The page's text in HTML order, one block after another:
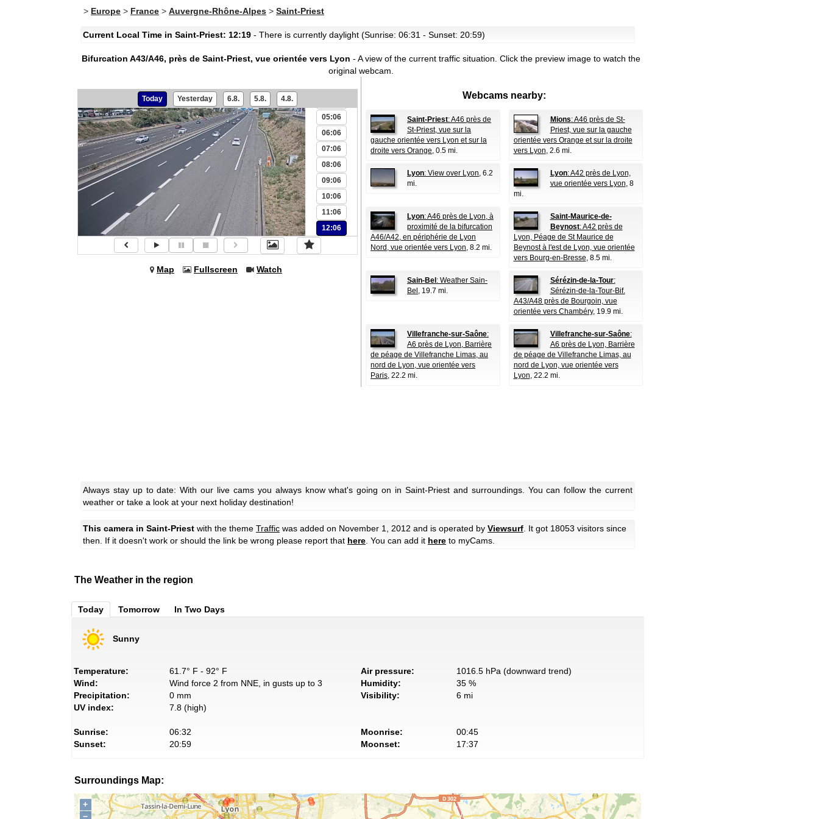
> Europe > France > Auvergne-Rhône-Alpes > Saint-Priest
Current Local Time in Saint-Priest: 12:19 - There is currently daylight (Sunrise: 06:31 - Sunset: 20:59)
Bifurcation A43/A46, près de Saint-Priest, vue orientée vers Lyon - A view of the current traffic situation. Click the preview image to watch the
original webcam.
Today Yesterday 6.8. 5.8. 4.8.
00:06
01:06
02:06
05:06
06:06
07:06
08:06
09:06
10:06
11:06
12:06
Map Fullscreen Watch
Webcams nearby:
Saint-Priest: A46 près de
St-Priest, vue sur la
gauche orientée vers Lyon et sur la
droite vers Orange, 0.5 mi.
Mions: A46 près de St-
Priest, vue sur la gauche
orientée vers Orange et sur la droite
vers Lyon, 2.6 mi.
Lyon: View over Lyon, 6.2
mi.
Lyon: A42 près de Lyon,
vue orientée vers Lyon, 8
mi.
Lyon: A46 près de Lyon, à
proximité de la bifurcation
A46/A42, en périphérie de Lyon
Nord, vue orientée vers Lyon, 8.2 mi.
Saint-Maurice-de-
Beynost: A42 près de
Lyon, Péage de St Maurice de
Beynost à l'est de Lyon, vue orientée
vers Bourg-en-Bresse, 8.5 mi.
Sain-Bel : Weather Sain-
Bel , 19.7 mi.
Sérézin-de-la-Tour:
Sérézin-de-la-Tour-Bif.
A43/A48 près de Bourgoin, vue
orientée vers Chambéry, 19.9 mi.
Villefranche-sur-Saône:
A6 près de Lyon, Barrière
de péage de Villefranche Limas, au
nord de Lyon, vue orientée vers
Paris, 22.2 mi.
Villefranche-sur-Saône:
A6 près de Lyon, Barrière
de péage de Villefranche Limas, au
nord de Lyon, vue orientée vers
Lyon, 22.2 mi.
Always stay up to date: With our live cams you always know what's going on in Saint-Priest and surroundings. You can follow the current
weather or take a look at your next holiday destination!
This camera in Saint-Priest with the theme Traffic was added on November 1, 2012 and is operated by Viewsurf . It got 18053 visitors since
then. If it doesn't work or should the link be wrong please report that here . You can add it here to myCams.
The Weather in the region
Today Tomorrow In Two Days
Sunny
Temperature:
61.7° F - 92° F
Wind:
Wind force 2 from NNE, in gusts up to 3
Precipitation:
0 mm
UV index:
7.8 (high)
Air pressure:
1016.5 hPa (downward trend)
Humidity:
35 %
Visibility:
6 mi
Sunrise:
06:32
Sunset:
20:59
Moonrise:
00:45
Moonset:
17:37
Surroundings Map:
+
−